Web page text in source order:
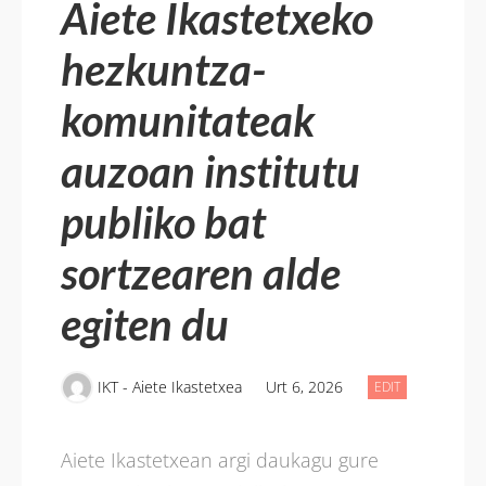
Aiete Ikastetxeko
hezkuntza-
komunitateak
auzoan institutu
publiko bat
sortzearen alde
egiten du
IKT - Aiete Ikastetxea Urt 6, 2026 EDITAIETE
IKASTETXEKO
Aiete Ikastetxean argi daukagu gure